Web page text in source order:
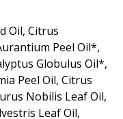
Oil, Citrus
Peel Oil*,
Globulus Oil*,
Peel Oil, Citrus
Nobilis Leaf Oil,
Leaf Oil,